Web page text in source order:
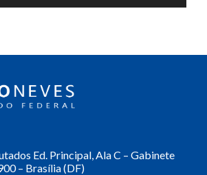
Ed. Principal, Ala C – Gabinete
– Brasília (DF)